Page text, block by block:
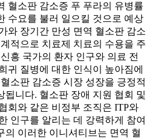
혈소판 감소증 푸 푸라의 유병률
수요를 불러 일으킬 것으로 예상
와 장기간 만성 면역 혈소판 감소
적으로 치료제 치료의 수용을 주
흥 국가의 환자 인구와 의료 전
귀 질병에 대한 인식이 높아짐에
소판 감소증 시장 성장을 긍정적
됩니다. 혈소판 장애 지원 협회 및
회와 같은 비정부 조직은 ITP와
인구를 알리는 데 강력하게 참여
의 이러한 이니셔티브는 면역 혈